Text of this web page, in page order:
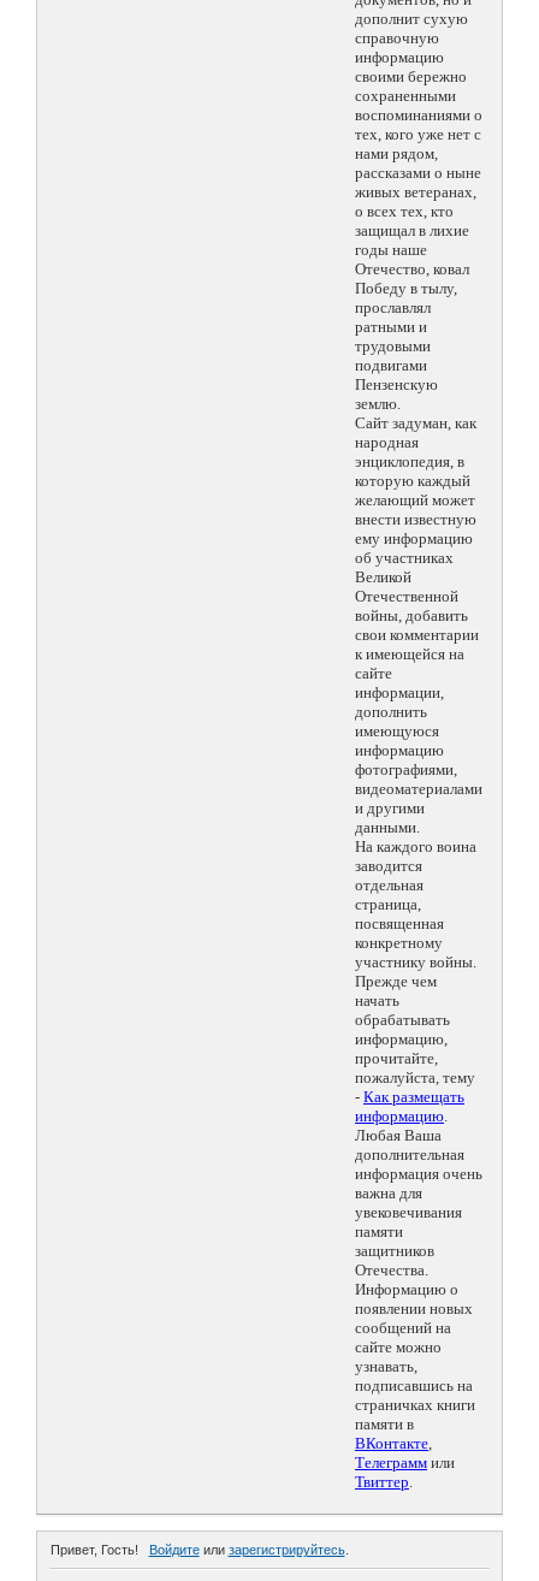
дополнит сухую
справочную
информацию
своими бережно
сохраненными
воспоминаниями о
тех, кого уже нет с
нами рядом,
рассказами о ныне
живых ветеранах,
о всех тех, кто
защищал в лихие
годы наше
Отечество, ковал
Победу в тылу,
прославлял
ратными и
трудовыми
подвигами
Пензенскую
землю.
Сайт задуман, как
народная
энциклопедия, в
которую каждый
желающий может
внести известную
ему информацию
об участниках
Великой
Отечественной
войны, добавить
свои комментарии
к имеющейся на
сайте
информации,
дополнить
имеющуюся
информацию
фотографиями,
видеоматериалами
и другими
данными.
На каждого воина
заводится
отдельная
страница,
посвященная
конкретному
участнику войны.
Прежде чем
начать
обрабатывать
информацию,
прочитайте,
пожалуйста, тему
- Как размещать
информацию.
Любая Ваша
дополнительная
информация очень
важна для
увековечивания
памяти
защитников
Отечества.
Информацию о
появлении новых
сообщений на
сайте можно
узнавать,
подписавшись на
страничках книги
памяти в
ВКонтакте,
Телеграмм или
Твиттер.
Привет, Гость! Войдитеили зарегистрируйтесь.